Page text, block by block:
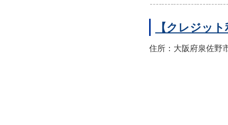
【クレジッ
住所：大阪府泉佐野